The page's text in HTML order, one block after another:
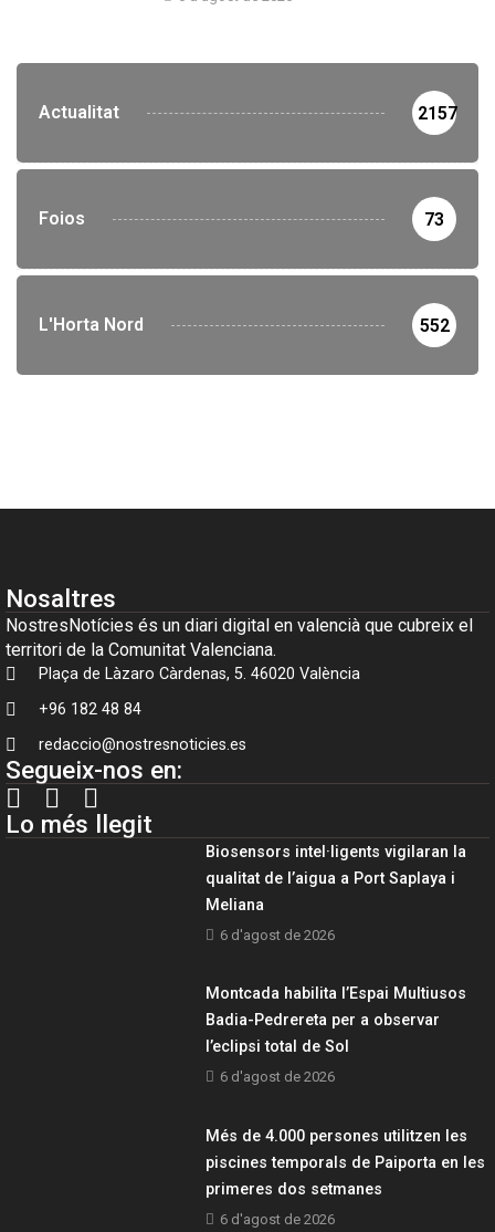
Actualitat 2157
Foios 73
L'Horta Nord 552
Nosaltres
NostresNotícies és un diari digital en valencià que cubreix el
territori de la Comunitat Valenciana.
Plaça de Làzaro Càrdenas, 5. 46020 València
+96 182 48 84
redaccio@nostresnoticies.es
Segueix-nos en:
Lo més llegit
Biosensors intel·ligents vigilaran la
qualitat de l’aigua a Port Saplaya i
Meliana
6 d'agost de 2026
Montcada habilita l’Espai Multiusos
Badia-Pedrereta per a observar
l’eclipsi total de Sol
6 d'agost de 2026
Més de 4.000 persones utilitzen les
piscines temporals de Paiporta en les
primeres dos setmanes
6 d'agost de 2026